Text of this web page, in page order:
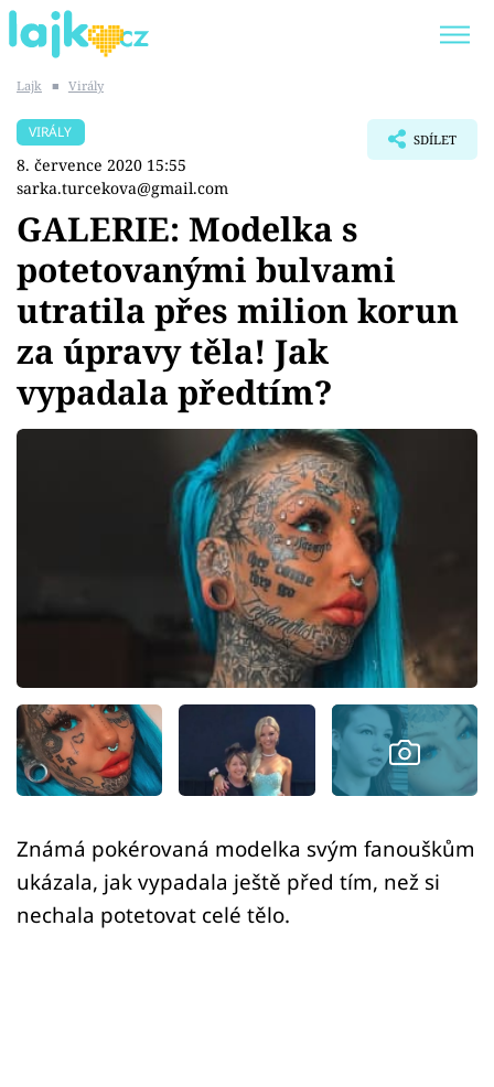
SHOPAHOLICADEL
Témata
Showbyznys
Youtubeři
Sledujte prima+
Sledujte nás
Lajk ■ Virály
VIRÁLY
8. července 2020 15:55
sarka.turcekova@gmail.com
SDÍLET
GALERIE: Modelka s
potetovanými bulvami
utratila přes milion korun
za úpravy těla! Jak
vypadala předtím?
Známá pokérovaná modelka svým fanouškům
ukázala, jak vypadala ještě před tím, než si
nechala potetovat celé tělo.